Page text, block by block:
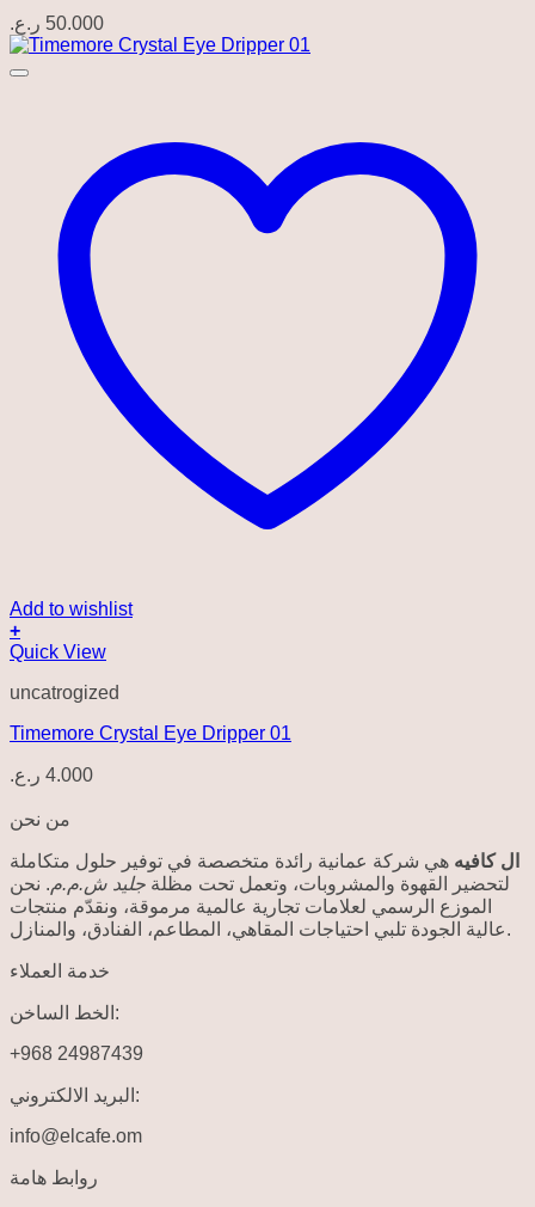
50.000 ر.ع.
Add to wishlist
+
Quick View
uncatrogized
Timemore Crystal Eye Dripper 01
4.000 ر.ع.
من نحن
ال كافيه هي شركة عمانية رائدة متخصصة في توفير حلول متكاملة
لتحضير القهوة والمشروبات، وتعمل تحت مظلة جليد ش.م.م. نحن
الموزع الرسمي لعلامات تجارية عالمية مرموقة، ونقدّم منتجات
عالية الجودة تلبي احتياجات المقاهي، المطاعم، الفنادق، والمنازل.
خدمة العملاء
الخط الساخن:
+968 24987439
البريد الالكتروني:
info@elcafe.om
روابط هامة